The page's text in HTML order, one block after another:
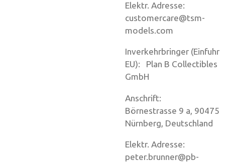
Elektr. Adresse:
customercare@tsm-
models.com
Inverkehrbringer (Einfuhr
EU): Plan B Collectibles
GmbH
Anschrift:
Börnestrasse 9 a, 90475
Nürnberg, Deutschland
Elektr. Adresse:
peter.brunner@pb-